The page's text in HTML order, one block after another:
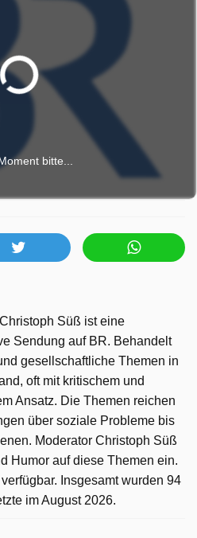
bitte...
Süß ist eine
Sendung auf BR. Behandelt
gesellschaftliche Themen in
oft mit kritischem und
Ansatz. Die Themen reichen
über soziale Probleme bis
Moderator Christoph Süß
Humor auf diese Themen ein.
Insgesamt wurden 94
im August 2026.